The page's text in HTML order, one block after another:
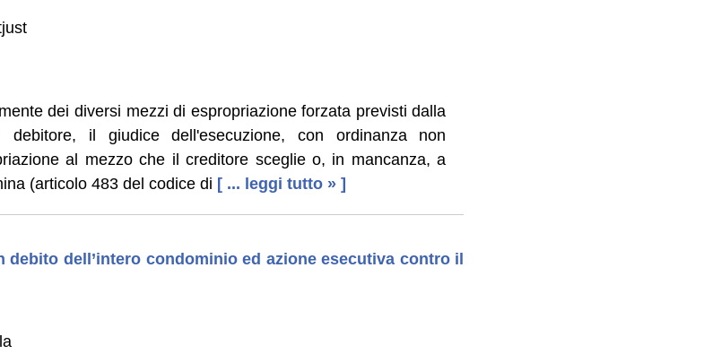
dei diversi mezzi di espropriazione forzata previsti dalla
il giudice dell'esecuzione, con ordinanza non
al mezzo che il creditore sceglie o, in mancanza, a
(articolo 483 del codice di [ ... leggi tutto » ]
dell’intero condominio ed azione esecutiva contro il